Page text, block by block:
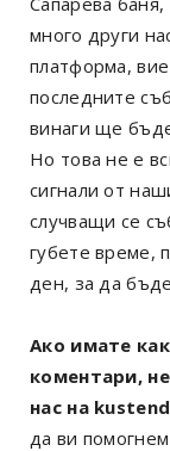
много други
платформа,
последните
винаги ще
Но това не е
сигнали от
случващи се
губете време,
ден, за да
Ако имате
коментари,
нас на
да ви